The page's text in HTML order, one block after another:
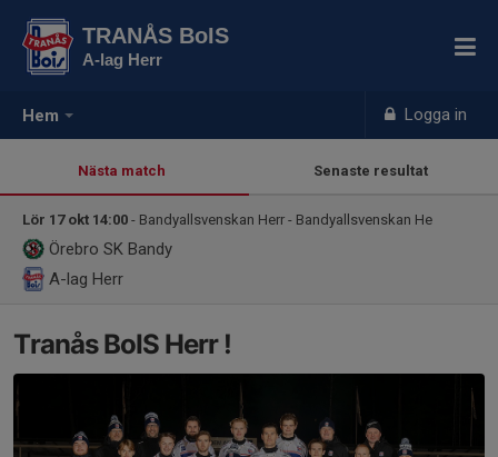
Hem Logga in
TRANÅS BoIS
A-lag Herr
Nästa match Senaste resultat
Lör 17 okt 14:00 - Bandyallsvenskan Herr - Bandyallsvenskan He
Örebro SK Bandy
A-lag Herr
Tranås BoIS Herr !